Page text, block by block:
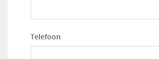
Telefoon